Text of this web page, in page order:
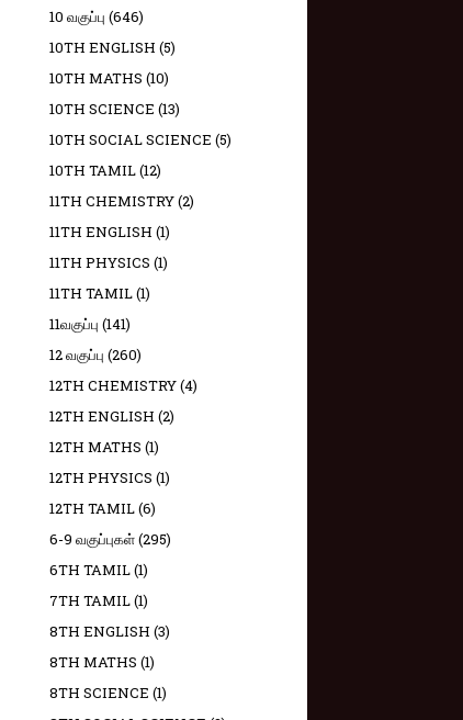
10 வகுப்பு (646)
10TH ENGLISH (5)
10TH MATHS (10)
10TH SCIENCE (13)
10TH SOCIAL SCIENCE (5)
10TH TAMIL(12)
11TH CHEMISTRY(2)
11TH ENGLISH (1)
11TH PHYSICS (1)
11TH TAMIL(1)
11வகுப்பு (141)
12 வகுப்பு (260)
12TH CHEMISTRY(4)
12TH ENGLISH (2)
12TH MATHS (1)
12TH PHYSICS (1)
12TH TAMIL(6)
6-9 வகுப்புகள்(295)
6TH TAMIL(1)
7TH TAMIL(1)
8TH ENGLISH (3)
8TH MATHS (1)
8TH SCIENCE (1)